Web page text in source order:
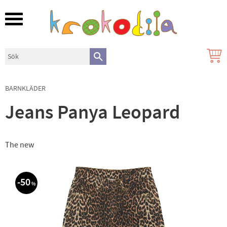
Meny
BARNKLÄDER
Jeans Panya Leopard
The new
50%